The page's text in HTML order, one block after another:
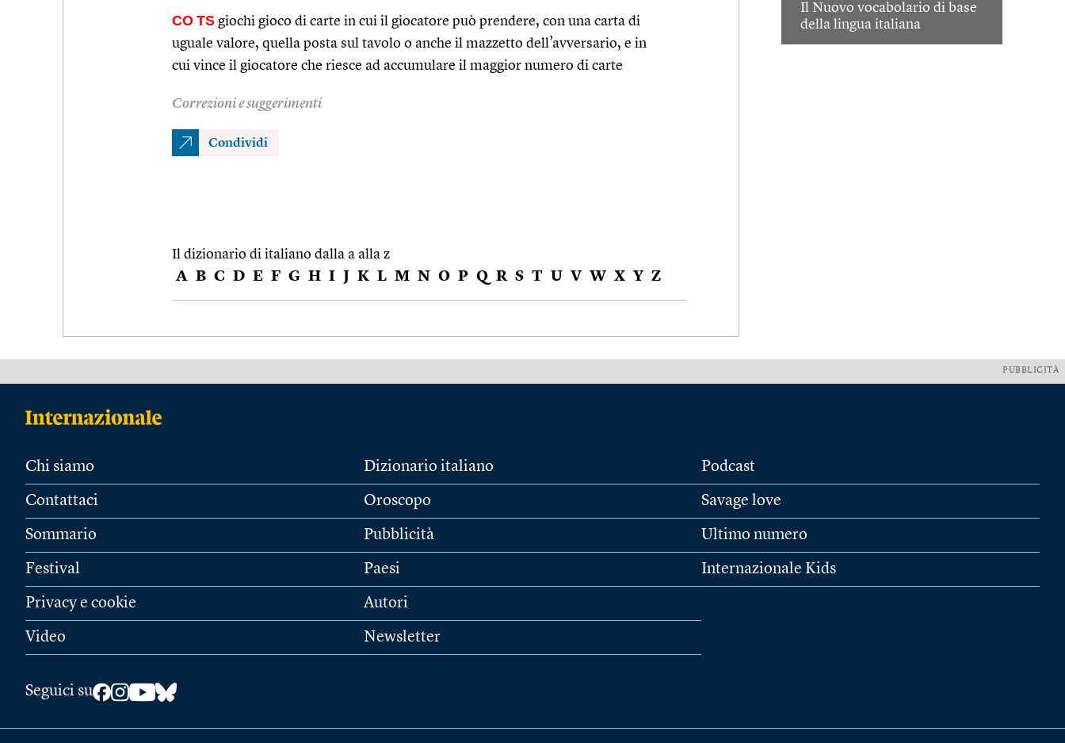
Il Nuovo vocabolario di base
della lingua italiana
CO TS giochi gioco di carte in cui il giocatore può prendere, con una carta di
uguale valore, quella posta sul tavolo o anche il mazzetto dell’avversario, e in
cui vince il giocatore che riesce ad accumulare il maggior numero di carte
Correzioni e suggerimenti
Condividi
Il dizionario di italiano dalla a alla z
A B C D E F G H I J K L M N O P Q R S T U V W X Y Z
PUBBLICITÀ
Chi siamo
Contattaci
Sommario
Festival
Privacy e cookie
Video
Dizionario italiano
Oroscopo
Pubblicità
Paesi
Autori
Newsletter
Podcast
Savage love
Ultimo numero
Internazionale Kids
Seguici su